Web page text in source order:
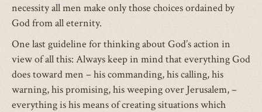
ссылка)
necessity all men make only those choices ordained by
God from all eternity.
One last guideline for thinking about God’s action in
view of all this: Always keep in mind that everything God
does toward men – his commanding, his calling, his
warning, his promising, his weeping over Jerusalem, –
everything is his means of creating situations which